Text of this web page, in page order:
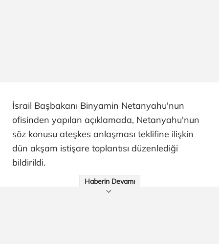
İsrail Başbakanı Binyamin Netanyahu'nun
ofisinden yapılan açıklamada, Netanyahu'nun
söz konusu ateşkes anlaşması teklifine ilişkin
dün akşam istişare toplantısı düzenlediği
bildirildi.
Haberin Devamı